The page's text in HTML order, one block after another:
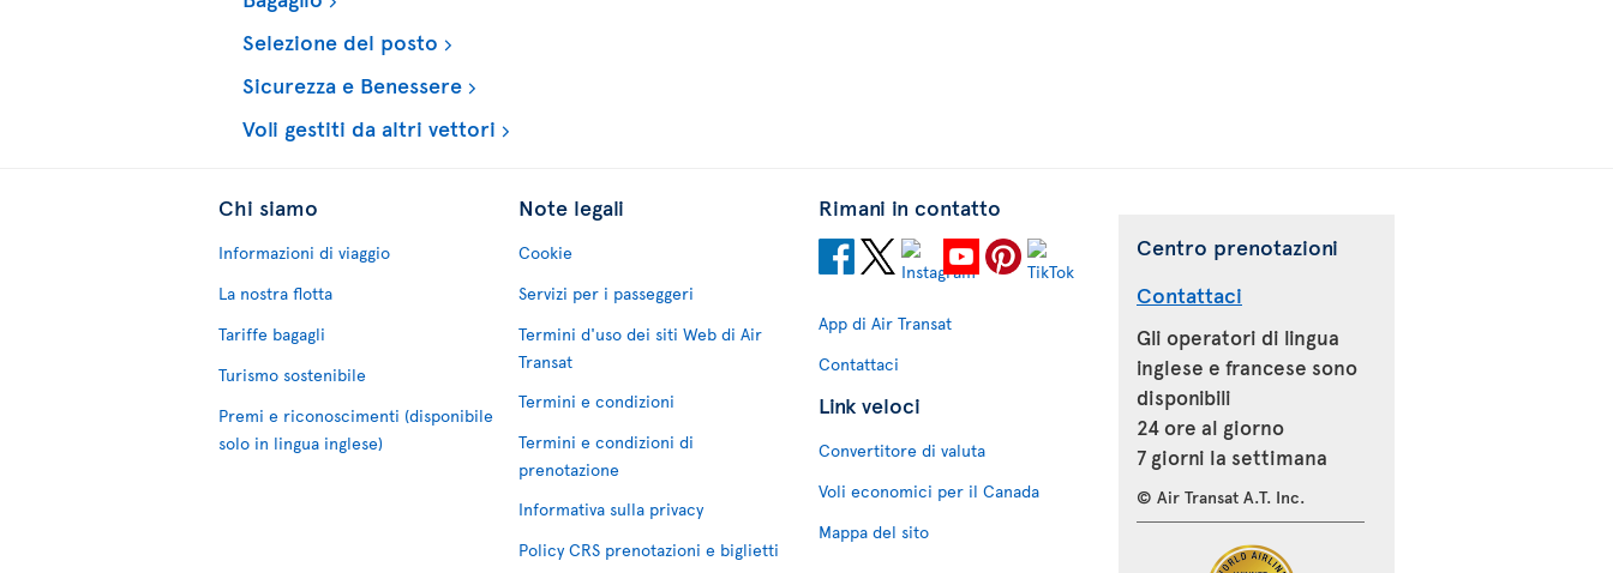
Selezione del posto
Sicurezza e Benessere
Voli gestiti da altri vettori
Chi siamo
Informazioni di viaggio
La nostra flotta
Tariffe bagagli
Turismo sostenibile
Premi e riconoscimenti (disponibile
solo in lingua inglese)
Note legali
Cookie
Servizi per i passeggeri
Termini d'uso dei siti Web di Air
Transat
Termini e condizioni
Termini e condizioni di
prenotazione
Informativa sulla privacy
Policy CRS prenotazioni e biglietti
Rimani in contatto
App di Air Transat
Contattaci
Link veloci
Convertitore di valuta
Voli economici per il Canada
Mappa del sito
Centro prenotazioni
Contattaci
Gli operatori di lingua
inglese e francese sono
disponibili
24 ore al giorno
7 giorni la settimana
© Air Transat A.T. Inc.